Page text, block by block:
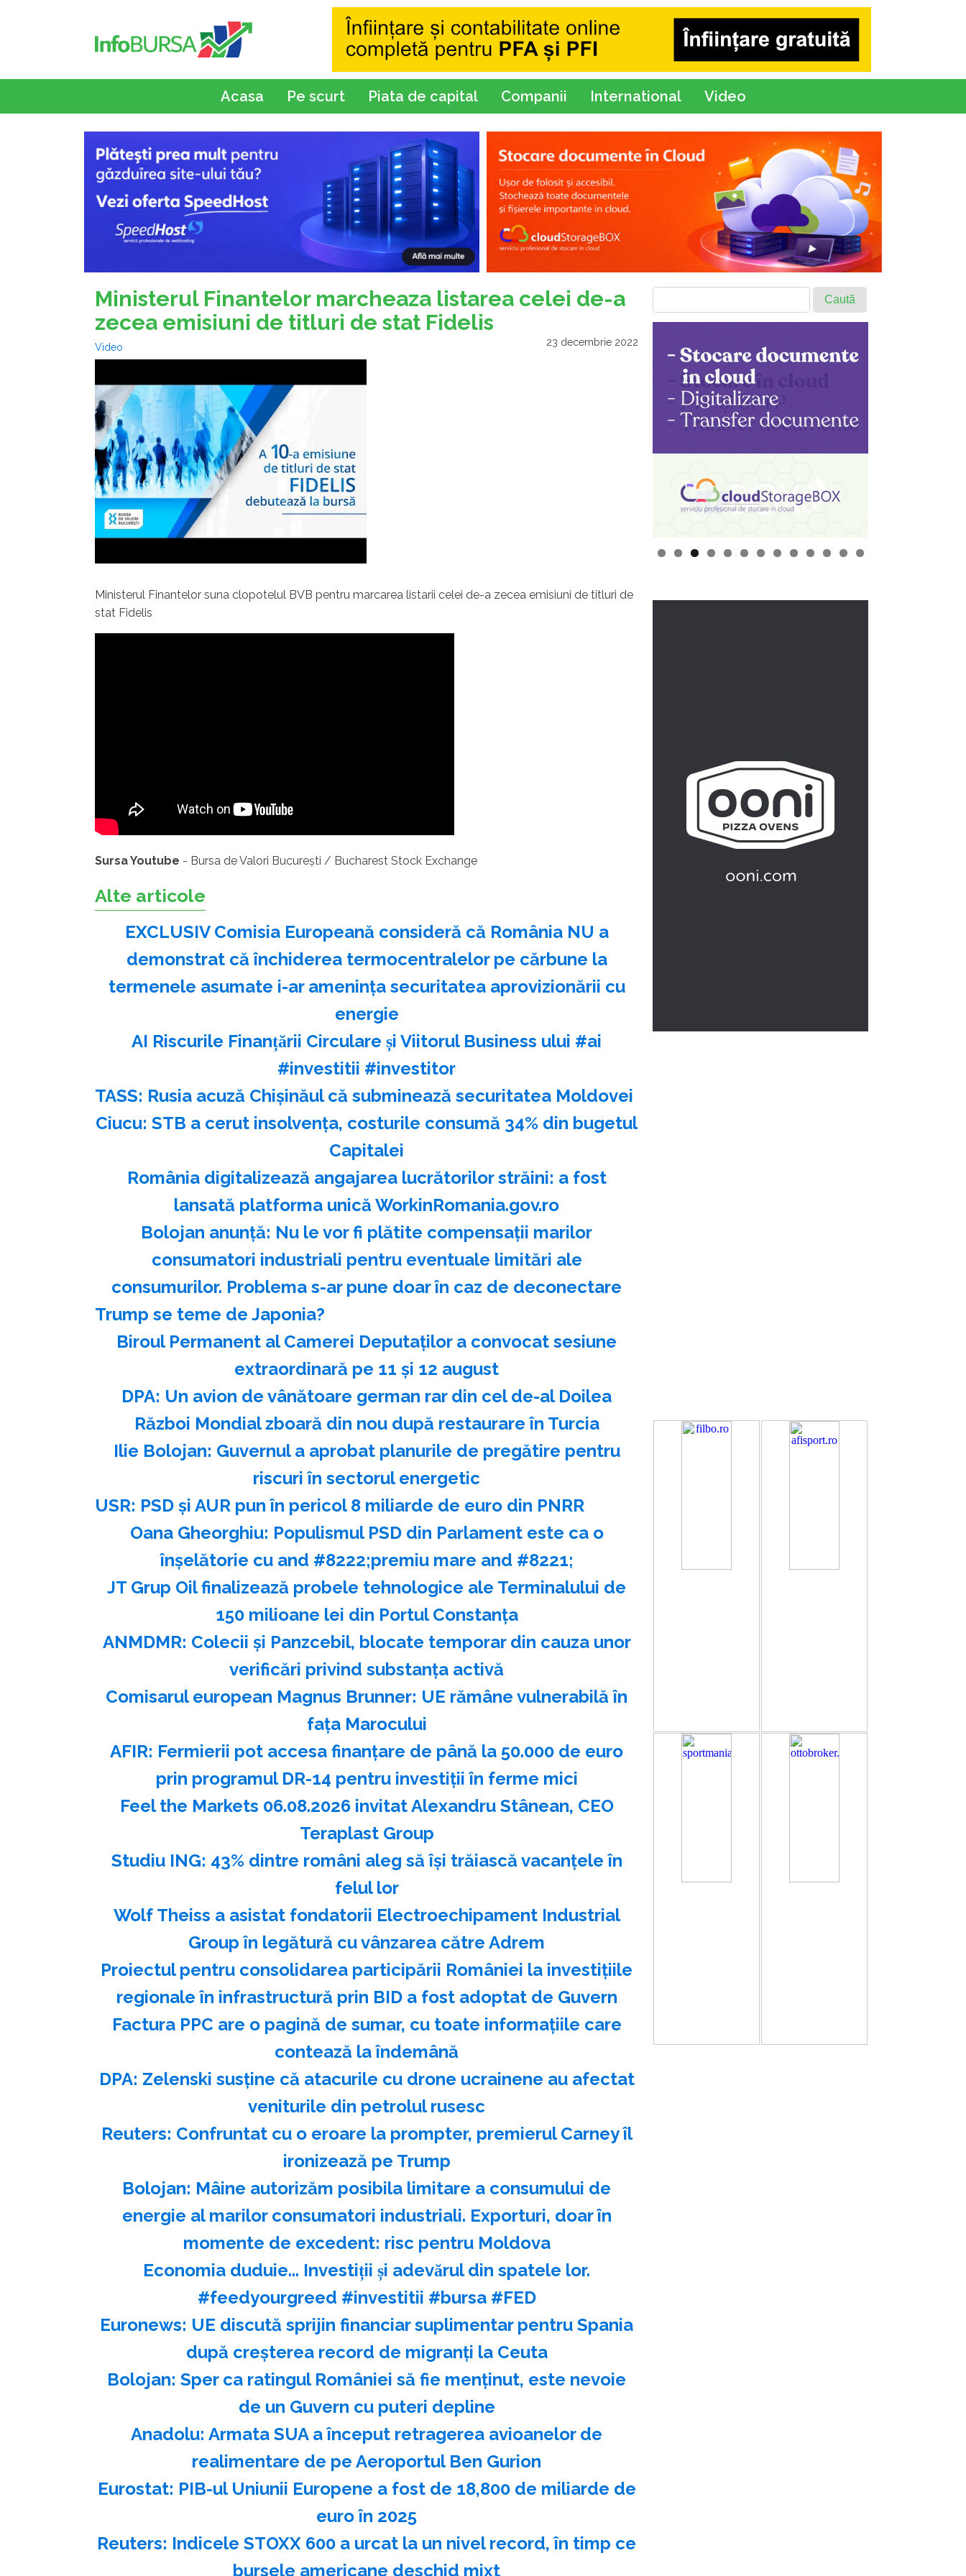
Acasa Pe scurt Piata de capital Companii International Video
Ministerul Finantelor marcheaza listarea celei de-a
zecea emisiuni de titluri de stat Fidelis
Video 23 decembrie 2022
Ministerul Finantelor suna clopotelul BVB pentru marcarea listarii celei de-a zecea emisiuni de titluri de
stat Fidelis
Sursa Youtube - Bursa de Valori București / Bucharest Stock Exchange
Alte articole
EXCLUSIV Comisia Europeană consideră că România NU a
demonstrat că închiderea termocentralelor pe cărbune la
termenele asumate i-ar amenința securitatea aprovizionării cu
energie
AI Riscurile Finanțării Circulare și Viitorul Business ului #ai
#investitii #investitor
TASS: Rusia acuză Chişinăul că subminează securitatea Moldovei
Ciucu: STB a cerut insolvenţa, costurile consumă 34% din bugetul
Capitalei
România digitalizează angajarea lucrătorilor străini: a fost
lansată platforma unică WorkinRomania.gov.ro
Bolojan anunță: Nu le vor fi plătite compensații marilor
consumatori industriali pentru eventuale limitări ale
consumurilor. Problema s-ar pune doar în caz de deconectare
Trump se teme de Japonia?
Biroul Permanent al Camerei Deputaţilor a convocat sesiune
extraordinară pe 11 şi 12 august
DPA: Un avion de vânătoare german rar din cel de-al Doilea
Război Mondial zboară din nou după restaurare în Turcia
Ilie Bolojan: Guvernul a aprobat planurile de pregătire pentru
riscuri în sectorul energetic
USR: PSD şi AUR pun în pericol 8 miliarde de euro din PNRR
Oana Gheorghiu: Populismul PSD din Parlament este ca o
înşelătorie cu and #8222;premiu mare and #8221;
JT Grup Oil finalizează probele tehnologice ale Terminalului de
150 milioane lei din Portul Constanţa
ANMDMR: Colecii şi Panzcebil, blocate temporar din cauza unor
verificări privind substanţa activă
Comisarul european Magnus Brunner: UE rămâne vulnerabilă în
faţa Marocului
AFIR: Fermierii pot accesa finanţare de până la 50.000 de euro
prin programul DR-14 pentru investiţii în ferme mici
Feel the Markets 06.08.2026 invitat Alexandru Stânean, CEO
Teraplast Group
Studiu ING: 43% dintre români aleg să îşi trăiască vacanţele în
felul lor
Wolf Theiss a asistat fondatorii Electroechipament Industrial
Group în legătură cu vânzarea către Adrem
Proiectul pentru consolidarea participării României la investiţiile
regionale în infrastructură prin BID a fost adoptat de Guvern
Factura PPC are o pagină de sumar, cu toate informaţiile care
contează la îndemână
DPA: Zelenski susţine că atacurile cu drone ucrainene au afectat
veniturile din petrolul rusesc
Reuters: Confruntat cu o eroare la prompter, premierul Carney îl
ironizează pe Trump
Bolojan: Mâine autorizăm posibila limitare a consumului de
energie al marilor consumatori industriali. Exporturi, doar în
momente de excedent: risc pentru Moldova
Economia duduie... Investiții și adevărul din spatele lor.
#feedyourgreed #investitii #bursa #FED
Euronews: UE discută sprijin financiar suplimentar pentru Spania
după creşterea record de migranţi la Ceuta
Bolojan: Sper ca ratingul României să fie menţinut, este nevoie
de un Guvern cu puteri depline
Anadolu: Armata SUA a început retragerea avioanelor de
realimentare de pe Aeroportul Ben Gurion
Eurostat: PIB-ul Uniunii Europene a fost de 18,800 de miliarde de
euro în 2025
Reuters: Indicele STOXX 600 a urcat la un nivel record, în timp ce
bursele americane deschid mixt